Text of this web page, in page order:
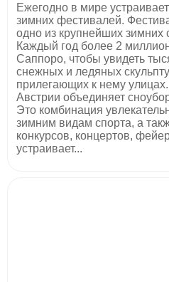
Ежегодно в мире
зимних фестивалей.
одно из крупнейших зимних
Каждый год более 2
Саппоро, чтобы увидеть
снежных и ледяных
прилегающих к нему
Австрии объединяет
Это комбинация
зимним видам спорта, а
конкурсов, концертов,
устраивает...